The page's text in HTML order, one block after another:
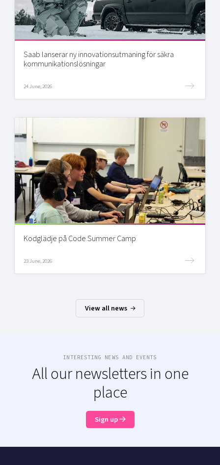
Saab lanserar ny innovationsutmaning för säkra
kommunikationslösningar
24 June, 2026
Kodglädje på Code Summer Camp
23 June, 2026
View all news
INTERESTING NEWS AND EVENTS
All our newsletters in one
place
Sign up